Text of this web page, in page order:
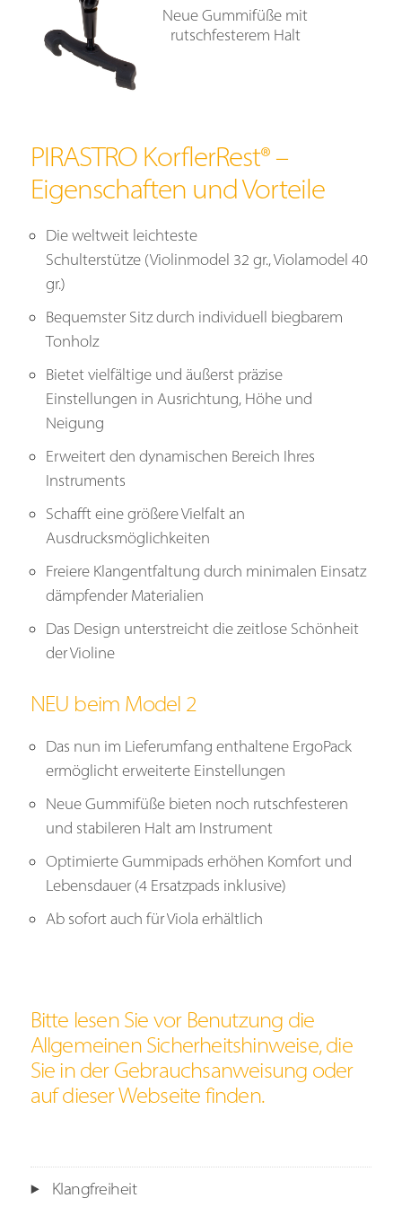
Neue Gummifüße mit
rutschfesterem Halt
PIRASTRO KorflerRest® –
Eigenschaften und Vorteile
Die weltweit leichteste
Schulterstütze (Violinmodel 32 gr., Violamodel 40
gr.)
Bequemster Sitz durch individuell biegbarem
Tonholz
Bietet vielfältige und äußerst präzise
Einstellungen in Ausrichtung, Höhe und
Neigung
Erweitert den dynamischen Bereich Ihres
Instruments
Schafft eine größere Vielfalt an
Ausdrucksmöglichkeiten
Freiere Klangentfaltung durch minimalen Einsatz
dämpfender Materialien
Das Design unterstreicht die zeitlose Schönheit
der Violine
NEU beim Model 2
Das nun im Lieferumfang enthaltene ErgoPack
ermöglicht erweiterte Einstellungen
Neue Gummifüße bieten noch rutschfesteren
und stabileren Halt am Instrument
Optimierte Gummipads erhöhen Komfort und
Lebensdauer (4 Ersatzpads inklusive)
Ab sofort auch für Viola erhältlich
Bitte lesen Sie vor Benutzung die
Allgemeinen Sicherheitshinweise, die
Sie in der Gebrauchsanweisung oder
auf dieser Webseite finden.
Klangfreiheit
Eigenschaften
Kontakt